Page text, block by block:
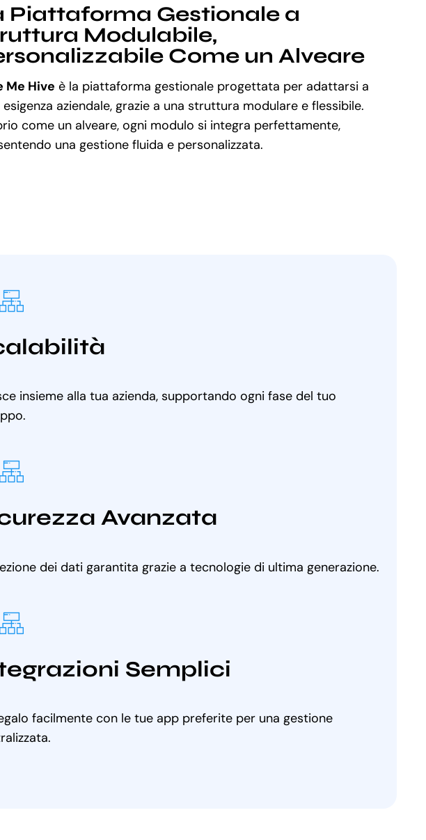
Piattaforma Gestionale a
Modulabile,
Come un Alveare
Me Hive è la piattaforma gestionale progettata per adattarsi a
esigenza aziendale, grazie a una struttura modulare e flessibile.
come un alveare, ogni modulo si integra perfettamente,
una gestione fluida e personalizzata.
insieme alla tua azienda, supportando ogni fase del tuo
Avanzata
dei dati garantita grazie a tecnologie di ultima generazione.
Semplici
facilmente con le tue app preferite per una gestione